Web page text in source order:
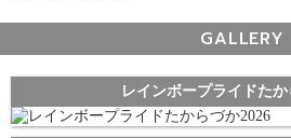
GALLERY
レインボープライドたか